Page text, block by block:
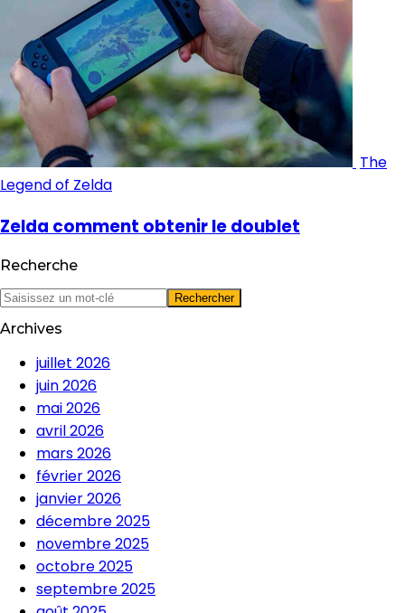
The
Legend of Zelda
Zelda comment obtenir le doublet
Recherche
Archives
juillet 2026
juin 2026
mai 2026
avril 2026
mars 2026
février 2026
janvier 2026
décembre 2025
novembre 2025
octobre 2025
septembre 2025